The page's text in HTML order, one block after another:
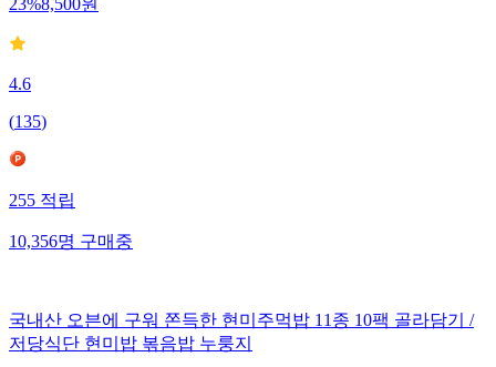
23%8,500원
4.6
(135)
255적립
10,356명구매중
국내산 오븐에 구워 쫀득한 현미주먹밥 11종 10팩 골라담기 /
저당식단 현미밥 볶음밥 누룽지